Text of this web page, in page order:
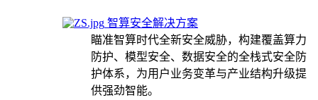
智算安全解决方案
瞄准智算时代全新安全威胁，构建覆盖算力
防护、模型安全、数据安全的全栈式安全防
护体系，为用户业务变革与产业结构升级提
供强劲智能。